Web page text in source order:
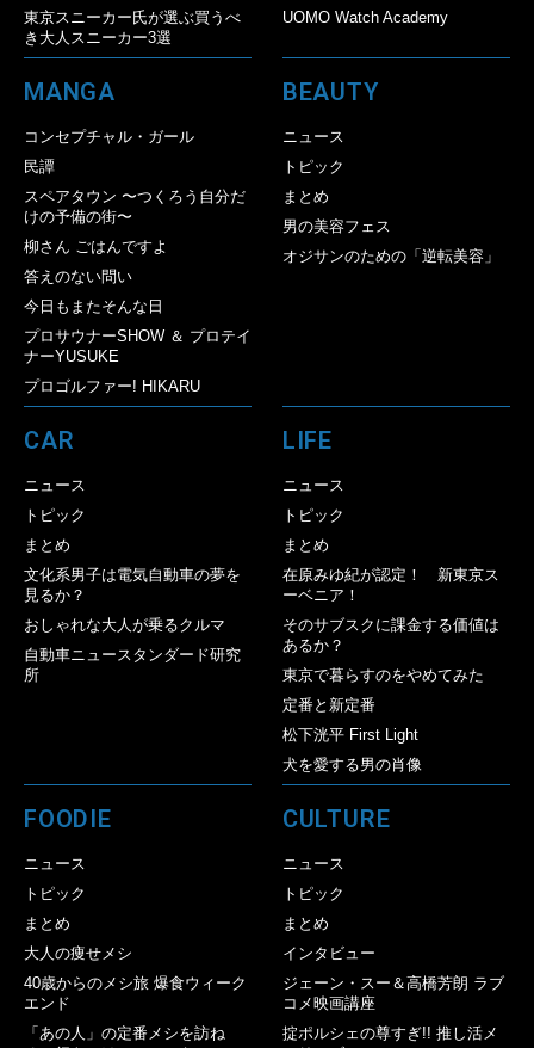
東京スニーカー氏が選ぶ買うべ
き大人スニーカー3選
UOMO Watch Academy
MANGA
コンセプチャル・ガール
民譚
スペアタウン 〜つくろう自分だ
けの予備の街〜
柳さん ごはんですよ
答えのない問い
今日もまたそんな日
プロサウナーSHOW ＆ プロテイ
ナーYUSUKE
プロゴルファー! HIKARU
BEAUTY
ニュース
トピック
まとめ
男の美容フェス
オジサンのための「逆転美容」
CAR
ニュース
トピック
まとめ
文化系男子は電気自動車の夢を
見るか？
おしゃれな大人が乗るクルマ
自動車ニュースタンダード研究
所
LIFE
ニュース
トピック
まとめ
在原みゆ紀が認定！ 新東京ス
ーベニア！
そのサブスクに課金する価値は
あるか？
東京で暮らすのをやめてみた
定番と新定番
松下洸平 First Light
犬を愛する男の肖像
FOODIE
ニュース
トピック
まとめ
大人の痩せメシ
40歳からのメシ旅 爆食ウィーク
エンド
「あの人」の定番メシを訪ね
CULTURE
ニュース
トピック
まとめ
インタビュー
ジェーン・スー＆高橋芳朗 ラブ
コメ映画講座
掟ポルシェの尊すぎ!! 推し活メ